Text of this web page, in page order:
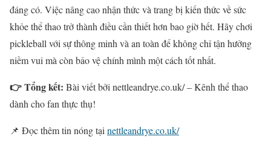
đáng có. Việc nâng cao nhận thức và trang bị kiến thức về sức
khỏe thể thao trở thành điều cần thiết hơn bao giờ hết. Hãy chơi
pickleball với sự thông minh và an toàn để không chỉ tận hưởng
niềm vui mà còn bảo vệ chính mình một cách tốt nhất.
👉 Tổng kết: Bài viết bởi nettleandrye.co.uk/ – Kênh thể thao
dành cho fan thực thụ!
📌 Đọc thêm tin nóng tại nettleandrye.co.uk/